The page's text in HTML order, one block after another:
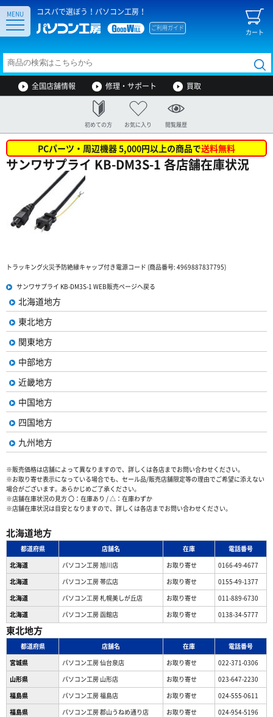
コスパで選ぼう！パソコン工房！
カート
ご利用ガイド
MENU
全国店舗情報 修理・サポート 買取
初めての方 お気に入り 閲覧履歴
PCパーツ・周辺機器 5,000円以上の商品で送料無料
サンワサプライ KB-DM3S-1 各店舗在庫状況
トラッキング火災予防絶縁キャップ付き電源コード (商品番号: 4969887837795)
サンワサプライ KB-DM3S-1 WEB販売ページへ戻る
北海道地方
東北地方
関東地方
中部地方
近畿地方
中国地方
四国地方
九州地方
※販売価格は店舗によって異なりますので、詳しくは各店までお問い合わせください。
※お取り寄せ表示になっている場合でも、セール品/販売店舗限定等の理由でご希望に添えない
場合がございます。あらかじめご了承ください。
※店舗在庫状況の見方 〇：在庫あり / △：在庫わずか
※店舗在庫状況は目安となりますので、詳しくは各店までお問い合わせください。
北海道地方
都道府県 店舗名 在庫
電話番号
北海道
パソコン工房 旭川店 お取り寄せ
0166-49-4677
北海道
パソコン工房 帯広店 お取り寄せ
0155-49-1377
北海道
パソコン⼯房 札幌美しが丘店 お取り寄せ
011-889-6730
北海道
パソコン工房 函館店 お取り寄せ 0138-34-5777
東北地方
都道府県 店舗名 在庫
電話番号
宮城県
パソコン工房 仙台泉店 お取り寄せ
022-371-0306
山形県
パソコン工房 山形店 お取り寄せ
023-647-2230
福島県
パソコン工房 福島店 お取り寄せ
024-555-0611
福島県
パソコン工房 郡山うねめ通り店 お取り寄せ 024-954-5196